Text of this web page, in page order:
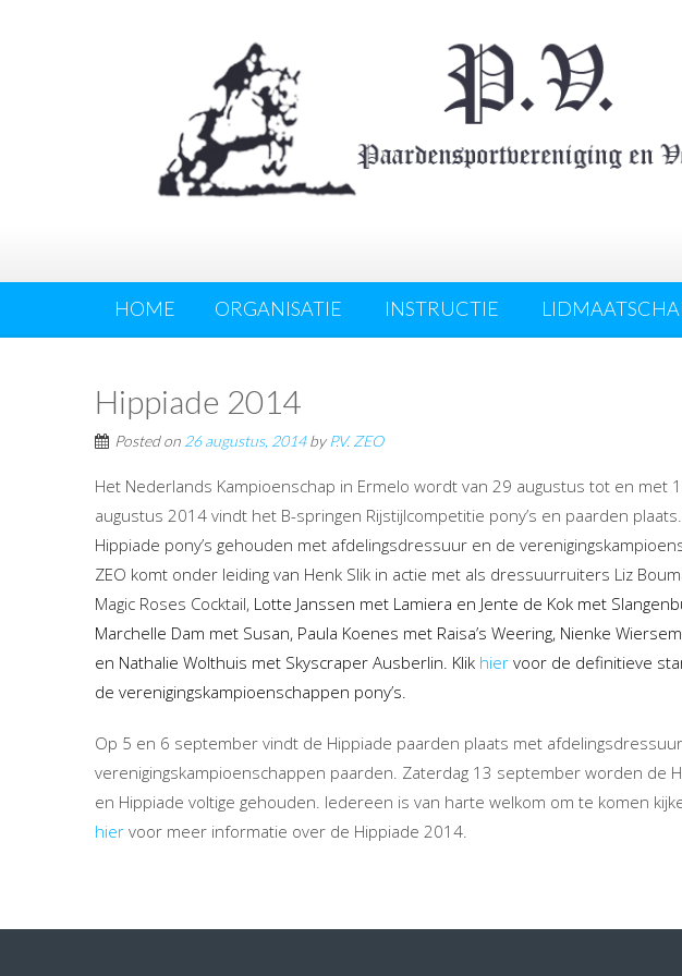
HOME ORGANISATIE INSTRUCTIE
Hippiade 2014
Posted on 26 augustus, 2014by P.V. ZEO
Het Nederlands Kampioenschap in Ermelo wordt van 29 augustus tot en met
augustus 2014 vindt het B-springen Rijstijlcompetitie pony’s en paarden plaats.
Hippiade pony’s gehouden met afdelingsdressuur en de
ZEO komt onder leiding van Henk Slik in actie met als dressuurruiters Liz
Magic Roses Cocktail, Lotte Janssen met Lamiera en Jente de Kok met
Marchelle Dam met Susan, Paula Koenes met Raisa’s Weering, Nienke
en Nathalie Wolthuis met Skyscraper Ausberlin. Klik hier voor de definitieve
de verenigingskampioenschappen pony’s.
Op 5 en 6 september vindt de Hippiade paarden plaats met
verenigingskampioenschappen paarden. Zaterdag 13 september worden de
en Hippiade voltige gehouden. Iedereen is van harte welkom om te komen
hier voor meer informatie over de Hippiade 2014.